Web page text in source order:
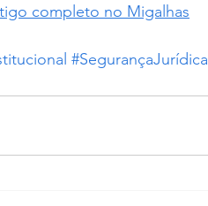
completo no Migalhas
#SegurançaJurídica